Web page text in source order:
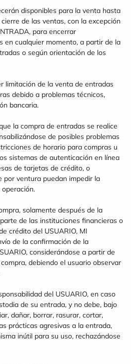
disponibles para la venta hasta
de las ventas, con la excepción
para encerrar
en cualquier momento, a partir de la
o según orientación de los
limitación de la venta de entradas
debido a problemas técnicos,
bancaria.
la compra de entradas se realice
de posibles problemas
de horario para compras u
sistemas de autenticación en línea
de tarjetas de crédito, o
por ventura puedan impedir la
solamente después de la
de las instituciones financieras o
crédito del USUARIO, MI
de la confirmación de la
considerándose a partir de
debiendo el usuario observar
del USUARIO, en caso
de su entrada, y no debe, bajo
dañar, borrar, rasurar, cortar,
prácticas agresivas a la entrada,
inútil para su uso, rechazándose